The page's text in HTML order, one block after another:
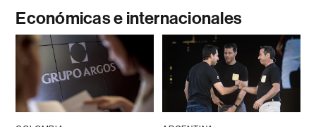
Económicas e internacionales